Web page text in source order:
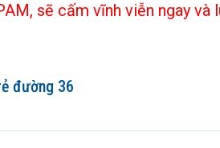
sẽ cấm vĩnh viễn ngay và
đường 36